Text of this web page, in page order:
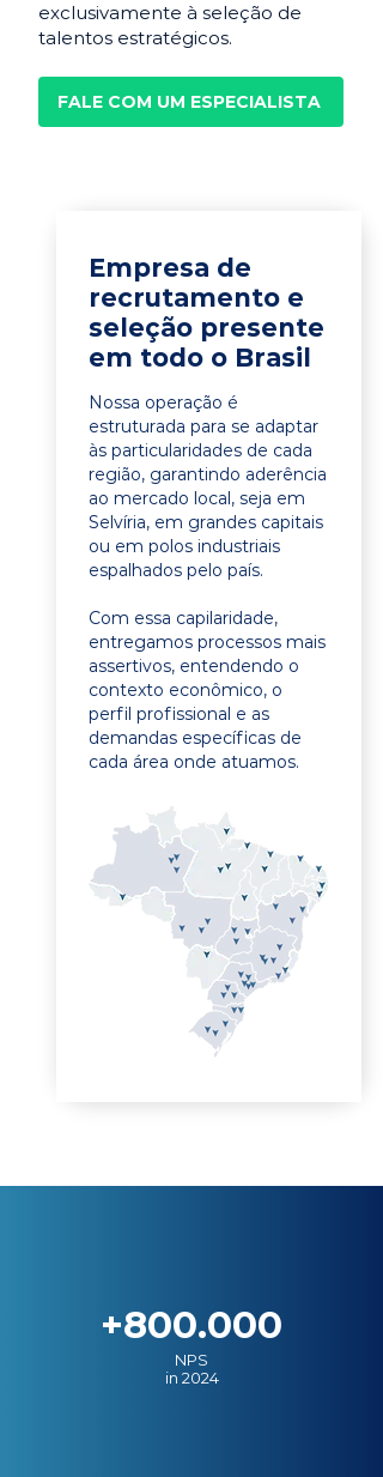
exclusivamente à seleção de
talentos estratégicos.
FALE COM UM ESPECIALISTA
Empresa de
recrutamento e
seleção presente
em todo o Brasil
Nossa operação é
estruturada para se adaptar
às particularidades de cada
região, garantindo aderência
ao mercado local, seja em
Selvíria, em grandes capitais
ou em polos industriais
espalhados pelo país.
Com essa capilaridade,
entregamos processos mais
assertivos, entendendo o
contexto econômico, o
perfil profissional e as
demandas específicas de
cada área onde atuamos.
+800.000
NPS
in 2024